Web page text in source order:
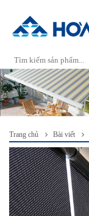
Trang chủ Bài viết